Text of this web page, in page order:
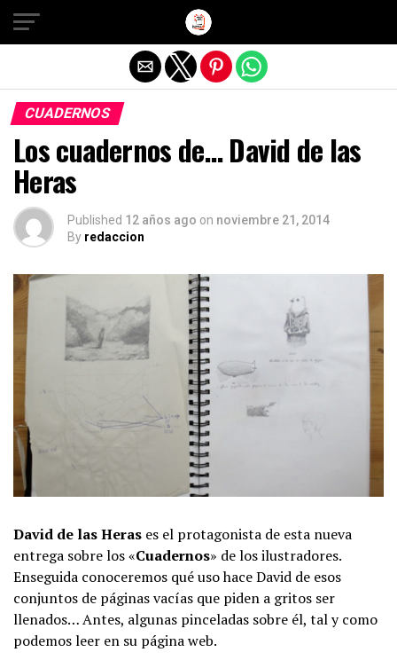
CUADERNOS
Los cuadernos de… David de las
Heras
Published 12 años ago on noviembre 21, 2014
By redaccion
David de las Heras es el protagonista de esta nueva
entrega sobre los «Cuadernos» de los ilustradores.
Enseguida conoceremos qué uso hace David de esos
conjuntos de páginas vacías que piden a gritos ser
llenados… Antes, algunas pinceladas sobre él, tal y como
podemos leer en su página web.
Salir de la versión móvil